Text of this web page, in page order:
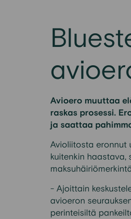
Avioero muuttaa
raskas prosessi.
ja saattaa
Avioliitosta eronnut
kuitenkin haastava,
- Ajoittain
avioeron
perinteisiltä